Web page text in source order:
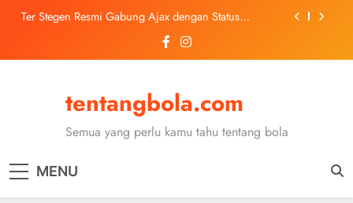
SkipTer Stegen Resmi Gabung Ajax dengan Status
Trabzonspor Mulai Negosiasi Mohamed Salah, Tes
Medis Dijadwalkan 5 Agustus
2026, Siap Tatap Putaran Provinsi
Kerolin Resmi Gabung Barcelona, Transfer
Dilaporkan Pecahkan Rekor Penjualan WSL
Pinjaman dari Barcelona
Trabzonspor Mulai Negosiasi Mohamed Salah, Tes
Medis Dijadwalkan 5 Agustus
tentangbola.com
Semua yang perlu kamu tahu tentang bola
MENU